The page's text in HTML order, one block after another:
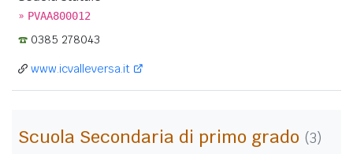
» PVAA800012
0385 278043
www.icvalleversa.it
Scuola Secondaria di primo grado (3)